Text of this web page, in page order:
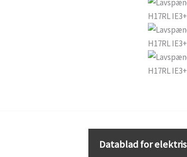
Datablad for